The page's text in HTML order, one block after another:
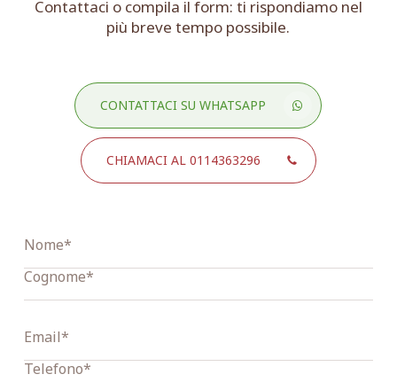
Contattaci o compila il form: ti rispondiamo nel
più breve tempo possibile.
CONTATTACI SU WHATSAPP
CHIAMACI AL 0114363296